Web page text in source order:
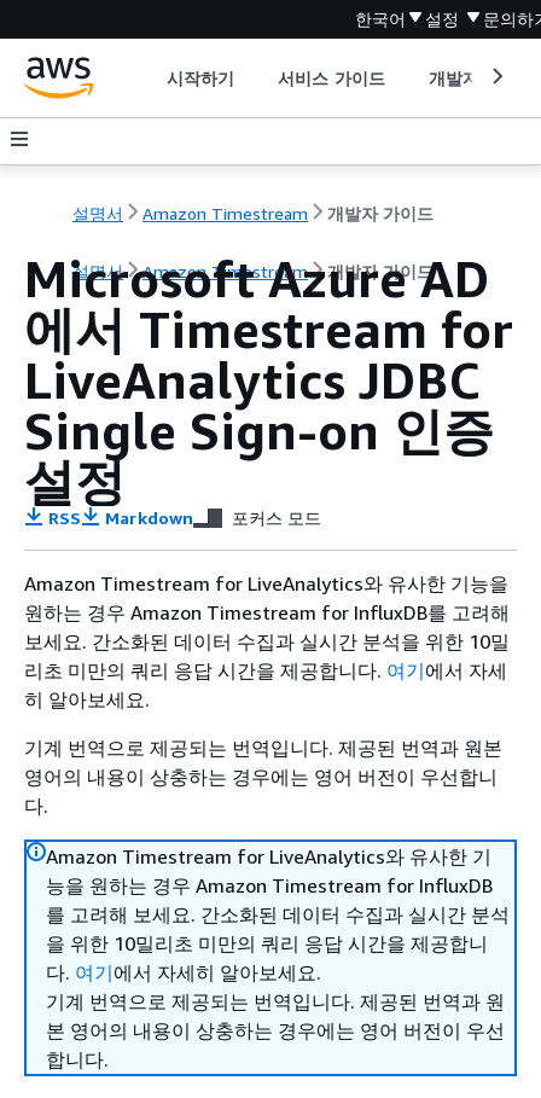
한국어 설정 문의하
시작하기 서비스 가이드 개발자 도구
설명서 Amazon Timestream 개발자 가이드
설명서 Amazon Timestream 개발자 가이드
Microsoft Azure AD
에서 Timestream for
LiveAnalytics JDBC
Single Sign-on 인증
설정
RSS Markdown 포커스 모드
Amazon Timestream for LiveAnalytics와 유사한 기능을
원하는 경우 Amazon Timestream for InfluxDB를 고려해
보세요. 간소화된 데이터 수집과 실시간 분석을 위한 10밀
리초 미만의 쿼리 응답 시간을 제공합니다. 여기에서 자세
히 알아보세요.
기계 번역으로 제공되는 번역입니다. 제공된 번역과 원본
영어의 내용이 상충하는 경우에는 영어 버전이 우선합니
다.
Amazon Timestream for LiveAnalytics와 유사한 기
능을 원하는 경우 Amazon Timestream for InfluxDB
를 고려해 보세요. 간소화된 데이터 수집과 실시간 분석
을 위한 10밀리초 미만의 쿼리 응답 시간을 제공합니
다. 여기에서 자세히 알아보세요.
기계 번역으로 제공되는 번역입니다. 제공된 번역과 원
본 영어의 내용이 상충하는 경우에는 영어 버전이 우선
합니다.